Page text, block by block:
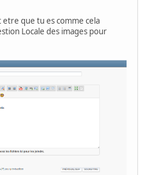
que tu es comme cela
Locale des images pour